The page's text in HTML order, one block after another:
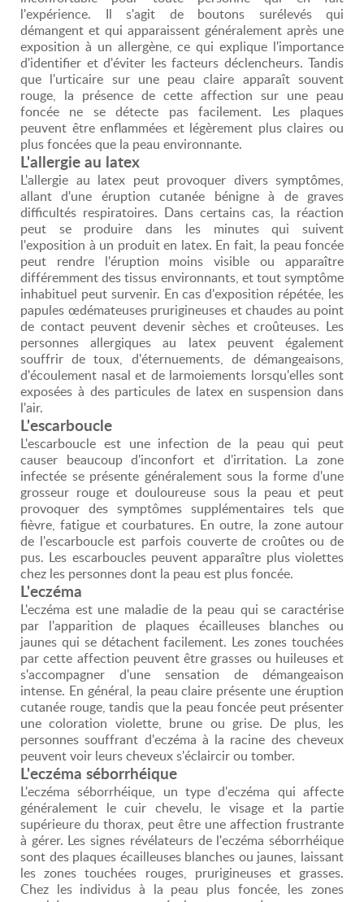
l'expérience. Il s'agit de boutons surélevés qui
démangent et qui apparaissent généralement après une
exposition à un allergène, ce qui explique l'importance
d'identifier et d'éviter les facteurs déclencheurs. Tandis
que l'urticaire sur une peau claire apparaît souvent
rouge, la présence de cette affection sur une peau
foncée ne se détecte pas facilement. Les plaques
peuvent être enflammées et légèrement plus claires ou
plus foncées que la peau environnante.
L'allergie au latex
L'allergie au latex peut provoquer divers symptômes,
allant d'une éruption cutanée bénigne à de graves
difficultés respiratoires. Dans certains cas, la réaction
peut se produire dans les minutes qui suivent
l'exposition à un produit en latex. En fait, la peau foncée
peut rendre l'éruption moins visible ou apparaître
différemment des tissus environnants, et tout symptôme
inhabituel peut survenir. En cas d'exposition répétée, les
papules œdémateuses prurigineuses et chaudes au point
de contact peuvent devenir sèches et croûteuses. Les
personnes allergiques au latex peuvent également
souffrir de toux, d'éternuements, de démangeaisons,
d'écoulement nasal et de larmoiements lorsqu'elles sont
exposées à des particules de latex en suspension dans
l'air.
L'escarboucle
L'escarboucle est une infection de la peau qui peut
causer beaucoup d'inconfort et d'irritation. La zone
infectée se présente généralement sous la forme d'une
grosseur rouge et douloureuse sous la peau et peut
provoquer des symptômes supplémentaires tels que
fièvre, fatigue et courbatures. En outre, la zone autour
de l'escarboucle est parfois couverte de croûtes ou de
pus. Les escarboucles peuvent apparaître plus violettes
chez les personnes dont la peau est plus foncée.
L'eczéma
L'eczéma est une maladie de la peau qui se caractérise
par l'apparition de plaques écailleuses blanches ou
jaunes qui se détachent facilement. Les zones touchées
par cette affection peuvent être grasses ou huileuses et
s'accompagner d'une sensation de démangeaison
intense. En général, la peau claire présente une éruption
cutanée rouge, tandis que la peau foncée peut présenter
une coloration violette, brune ou grise. De plus, les
personnes souffrant d'eczéma à la racine des cheveux
peuvent voir leurs cheveux s'éclaircir ou tomber.
L'eczéma séborrhéique
L'eczéma séborrhéique, un type d'eczéma qui affecte
généralement le cuir chevelu, le visage et la partie
supérieure du thorax, peut être une affection frustrante
à gérer. Les signes révélateurs de l'eczéma séborrhéique
sont des plaques écailleuses blanches ou jaunes, laissant
les zones touchées rouges, prurigineuses et grasses.
Chez les individus à la peau plus foncée, les zones